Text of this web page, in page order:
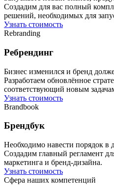
Создадим для вас полный
решений, необходимых для
Узнать стоимость
Rebranding
Ребрендинг
Бизнес изменился и бренд
Разработаем обновлённое
соответствующий новым
Узнать стоимость
Brandbook
Брендбук
Необходимо навести порядок в
Создадим главный регламент
маркетинга и бренд-дизайна.
Узнать стоимость
Сфера наших компетенций